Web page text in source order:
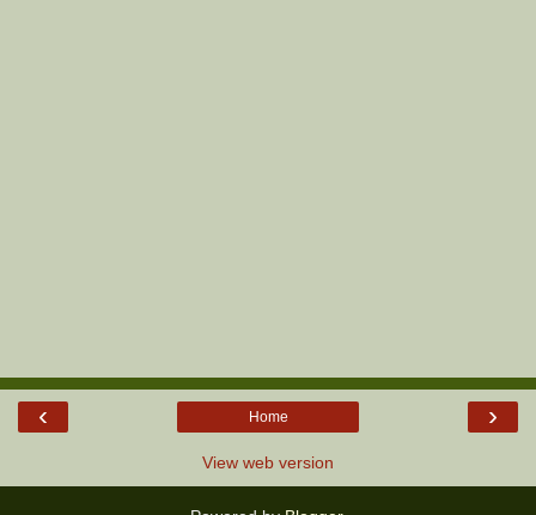
‹ ›
Home
View web version